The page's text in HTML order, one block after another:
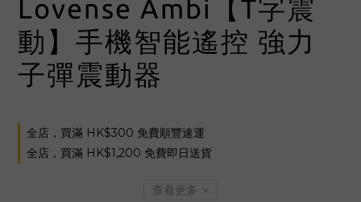
Lovense Ambi【T字震
動】手機智能遙控 強力
子彈震動器
全店，買滿 HK$300 免費順豐速運
全店，買滿 HK$1,200 免費即日送貨
查看更多